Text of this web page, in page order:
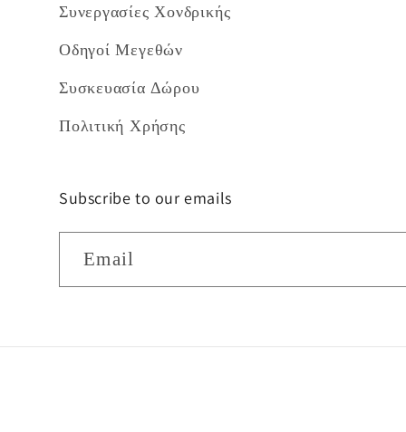
Συνεργασίες Χονδρικής
Οδηγοί Μεγεθών
Συσκευασία Δώρου
Πολιτική Χρήσης
Subscribe to our emails
Email